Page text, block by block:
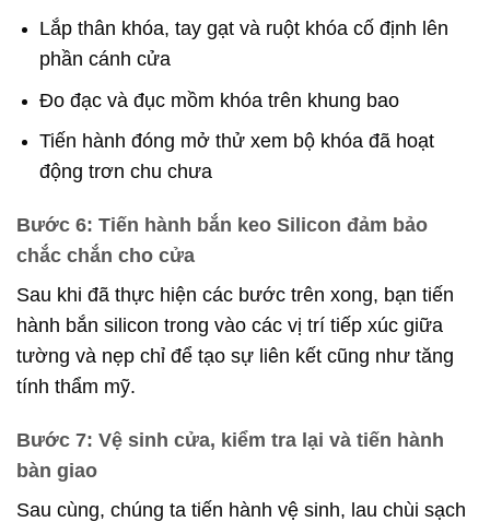
Lắp thân khóa, tay gạt và ruột khóa cố định lên
phần cánh cửa
Đo đạc và đục mồm khóa trên khung bao
Tiến hành đóng mở thử xem bộ khóa đã hoạt
động trơn chu chưa
Bước 6: Tiến hành bắn keo Silicon đảm bảo
chắc chắn cho cửa
Sau khi đã thực hiện các bước trên xong, bạn tiến
hành bắn silicon trong vào các vị trí tiếp xúc giữa
tường và nẹp chỉ để tạo sự liên kết cũng như tăng
tính thẩm mỹ.
Bước 7: Vệ sinh cửa, kiểm tra lại và tiến hành
bàn giao
Sau cùng, chúng ta tiến hành vệ sinh, lau chùi sạch